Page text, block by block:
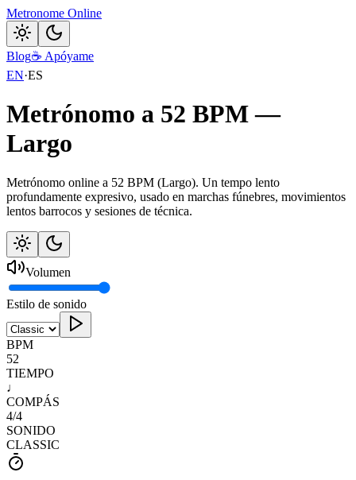
Metronome Online
Blog☕ Apóyame
EN·ES
Metrónomo a 52 BPM —
Largo
Metrónomo online a 52 BPM (Largo). Un tempo lento
profundamente expresivo, usado en marchas fúnebres, movimientos
lentos barrocos y sesiones de técnica.
Volumen
Estilo de sonido
BPM
52
TIEMPO
♩
COMPÁS
4/4
SONIDO
CLASSIC